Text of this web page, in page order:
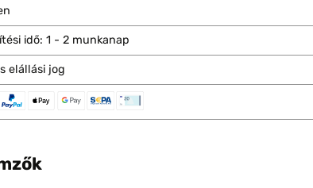
idő: 1 - 2 munkanap
elállási jog